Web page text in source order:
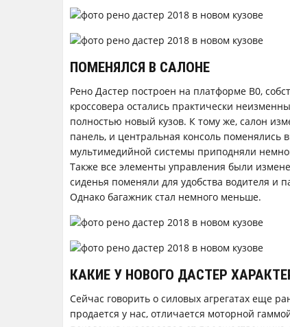
ПОМЕНЯЛСЯ В САЛОНЕ
Рено Дастер построен на платформе В0,
кроссовера остались практически
полностью новый кузов. К тому же, салон
панель, и центральная консоль
мультимедийной системы приподняли
Также все элементы управления были
сиденья поменяли для удобства водителя и
Однако багажник стал немного меньше.
КАКИЕ У НОВОГО ДАСТЕР
Сейчас говорить о силовых агрегатах еще
продается у нас, отличается моторной